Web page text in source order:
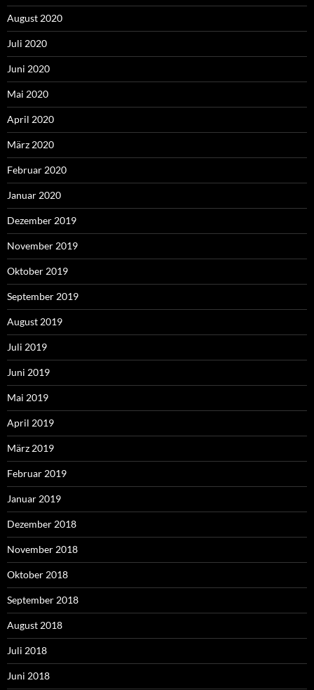
August 2020
Juli 2020
Juni 2020
Mai 2020
April 2020
März 2020
Februar 2020
Januar 2020
Dezember 2019
November 2019
Oktober 2019
September 2019
August 2019
Juli 2019
Juni 2019
Mai 2019
April 2019
März 2019
Februar 2019
Januar 2019
Dezember 2018
November 2018
Oktober 2018
September 2018
August 2018
Juli 2018
Juni 2018